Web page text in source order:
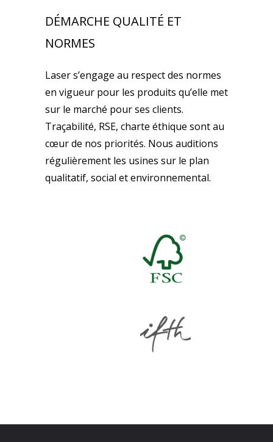
DÉMARCHE QUALITÉ ET
NORMES
Laser s’engage au respect des normes
en vigueur pour les produits qu’elle met
sur le marché pour ses clients.
Traçabilité, RSE, charte éthique sont au
cœur de nos priorités. Nous auditions
régulièrement les usines sur le plan
qualitatif, social et environnemental.